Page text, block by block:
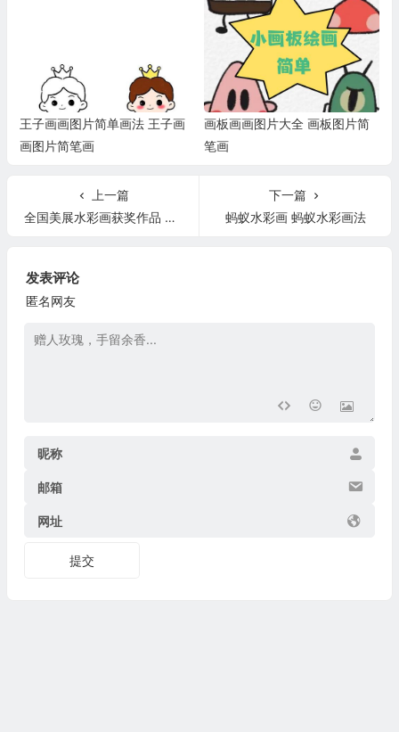
王子画画图片简单画法 王子画
画图片简笔画
画板画画图片大全 画板图片简
笔画
上一篇
全国美展水彩画获奖作品 全国美展水彩画获奖作品春风化雨
下一篇
蚂蚁水彩画 蚂蚁水彩画法
发表评论
匿名网友
昵称
邮箱
网址
提交